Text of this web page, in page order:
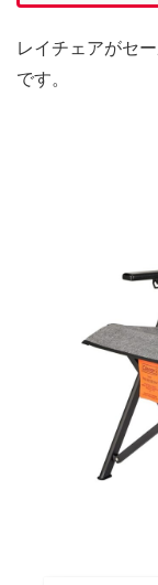
レイチェアがセ
です。